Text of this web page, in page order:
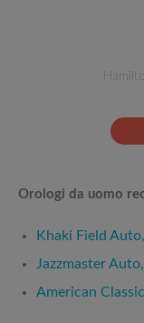
Orologi da uomo
Khaki Field
Jazzmaster
American